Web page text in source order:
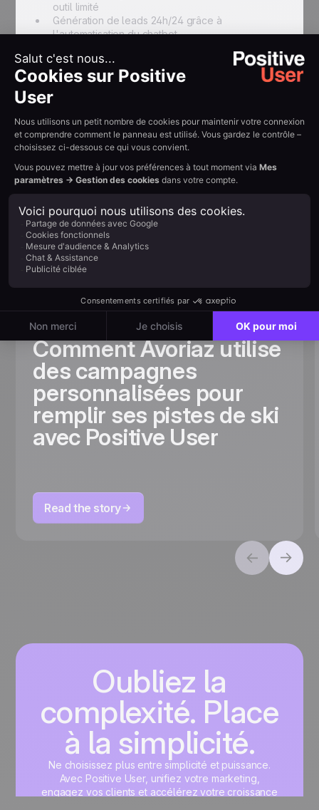
Résumer avec l'IA :
Example H2
outil limité
Génération de leads 24h/24 grâce à
l'automatisation du chatbot
{{QUOTE-TESTI-2}}
Read othercustomer
stories
View all
Comment Avoriaz utilise
des campagnes
personnalisées pour
remplir ses pistes de ski
avec Positive User
Read the story
Oubliez la
complexité. Place
à la simplicité.
Ne choisissez plus entre simplicité et puissance.
Avec Positive User, unifiez votre marketing,
engagez vos clients et accélérez votre croissance